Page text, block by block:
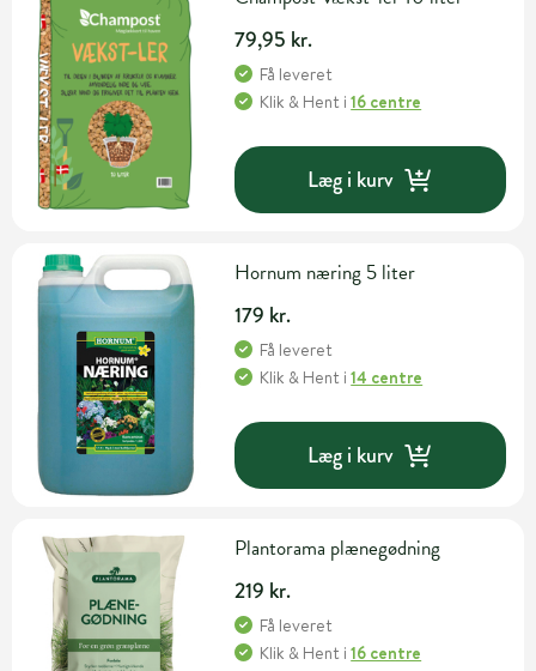
79,95 kr.
Få leveret
Klik & Hent i16 centre
Læg i kurv
Hornum næring 5 liter
179 kr.
Få leveret
Klik & Hent i14 centre
Læg i kurv
Plantorama plænegødning
219 kr.
Få leveret
Klik & Hent i16 centre